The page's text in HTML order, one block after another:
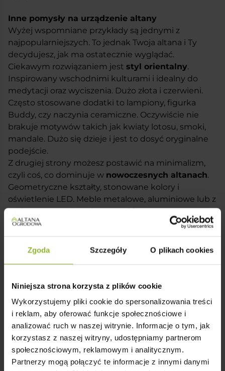
Zgoda Szczegóły O plikach cookies
Niniejsza strona korzysta z plików cookie
Wykorzystujemy pliki cookie do spersonalizowania treści
i reklam, aby oferować funkcje społecznościowe i
analizować ruch w naszej witrynie. Informacje o tym, jak
korzystasz z naszej witryny, udostępniamy partnerom
społecznościowym, reklamowym i analitycznym.
Partnerzy mogą połączyć te informacje z innymi danymi
Inne pomysły na urządzenie altany
Wyżej wspomniane przykłady są jednymi z
najpopularniejszych. To jednak Twoja altana i Ty
decydujesz, jak ma ostatecznie wyglądać.
Ciekawym rozwiązaniem jest styl orientalny.
Inspirowany wschodnimi kulturami i idealny do
medytacji oraz wyciszenia. Dużo złota i czerwieni.
Często stosowane dodatki to lampiony, figurka
Buddy, czy naczynia ceramiczne. Oczywiście nie
brakuje motywów takich jak kwiaty lotosu, smoki,
mandale. Dużo się dzieje i jest to dosyć oryginalne
podejście.
Z drugiej strony możesz postawić na minimalizm,
czyli coś, co dominuje w nowoczesnych altanach.
Geometryczne kształty, stonowane kolory i
oświetlenie LED. Meble metalowe, aluminiowe lub z
technorattanu. Przede wszystkim prostota,
elegancja i maksymalna funkcjonalność.
Projekt altany ogrodowej — jak wybrać
najlepszy?
Planując zakup altany ogrodowej, warto przemyśleć